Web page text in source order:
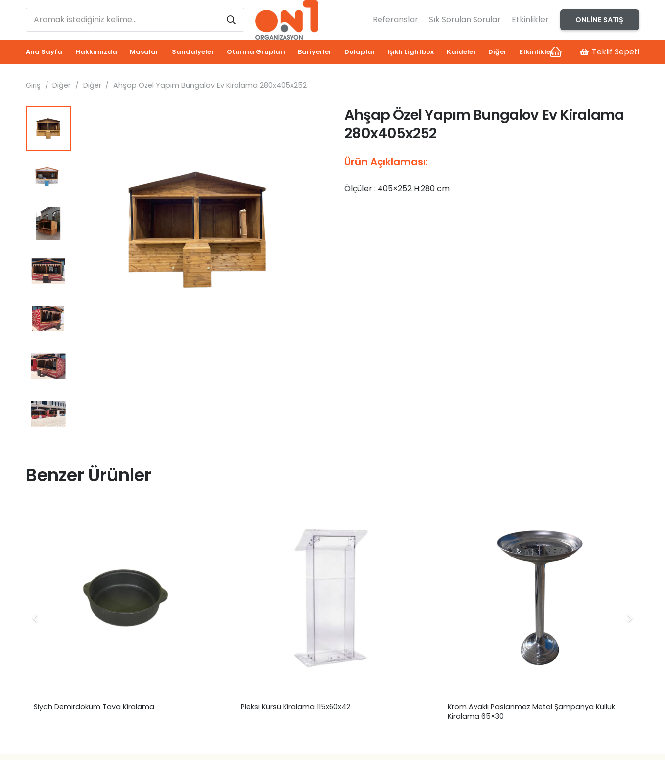
Referanslar Sık Sorulan Sorular Etkinlikler ONLINE SATIŞ
Ana Sayfa Hakkımızda Masalar Sandalyeler Oturma Grupları Bariyerler Dolaplar Işıklı Lightbox Kaideler Diğer Etkinlikler Teklif Sepeti
Giriş / Diğer / Diğer / Ahşap Özel Yapım Bungalov Ev Kiralama 280x405x252
Ahşap Özel Yapım Bungalov Ev Kiralama
280x405x252
Ürün Açıklaması:
Ölçüler : 405×252 H:280 cm
Benzer Ürünler
Siyah Demirdöküm Tava Kiralama Pleksi Kürsü Kiralama 115x60x42
Krom Ayaklı Paslanmaz Metal Şampanya Küllük
Kiralama 65×30